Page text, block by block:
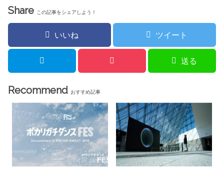
Share この記事をシェアしよう！
いいね ツイート
送る
Recommend おすすめ記事